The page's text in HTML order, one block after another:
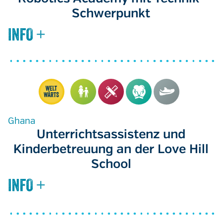
Schwerpunkt
Ghana
Unterrichtsassistenz und
Kinderbetreuung an der Love Hill
School